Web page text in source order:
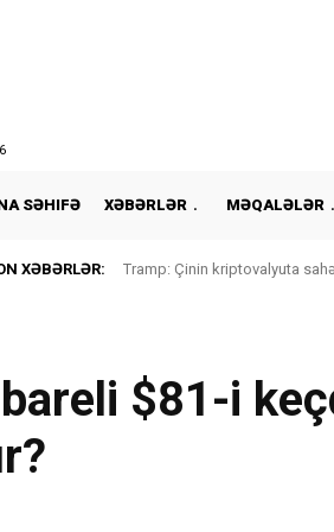
SƏHIFƏ XƏBƏRLƏR MƏQALƏLƏR
XƏBƏRLƏR: Tramp: Çinin kriptovalyuta
$81-i